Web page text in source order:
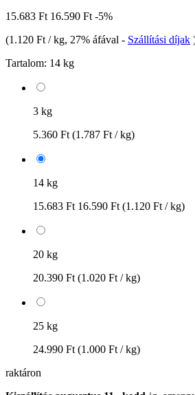
15.683 Ft 16.590 Ft -5%
(1.120 Ft / kg, 27% áfával - Szállítási díjak
Tartalom: 14 kg
3 kg
5.360 Ft (1.787 Ft / kg)
14 kg
15.683 Ft 16.590 Ft (1.120 Ft / kg)
20 kg
20.390 Ft (1.020 Ft / kg)
25 kg
24.990 Ft (1.000 Ft / kg)
raktáron